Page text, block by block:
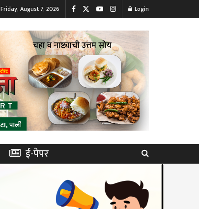
Friday, August 7, 2026 Login
ई-पेपर